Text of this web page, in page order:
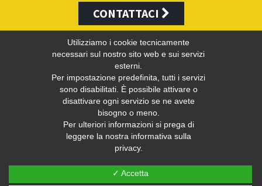
CONTATTACI
Valentini Antonio s.r.l.
Tel +39 049 5790797 - Fax +39 049 9316876 - info@valentini-
group.com
C.F. E P.IVA 04383410281
Privacy-Web Privacy Policy
Utilizziamo i cookie tecnicamente
necessari sul nostro sito web e sui servizi
esterni.
Per impostazione predefinita, tutti i servizi
sono disabilitati. È possibile attivare o
disattivare ogni servizio se ne avete
bisogno o meno.
Per ulteriori informazioni si prega di
leggere la nostra informativa sulla
privacy.
✓ Accetta